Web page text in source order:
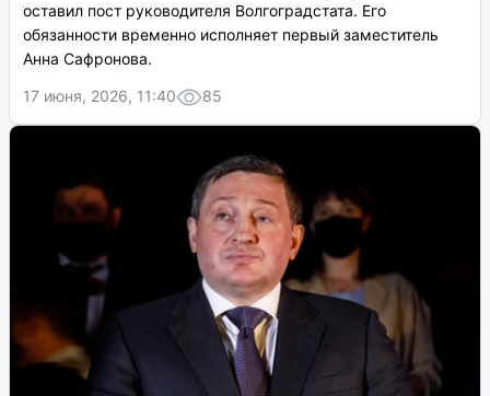
оставил пост руководителя Волгоградстата. Его
обязанности временно исполняет первый заместитель
Анна Сафронова.
17 июня, 2026, 11:40
85